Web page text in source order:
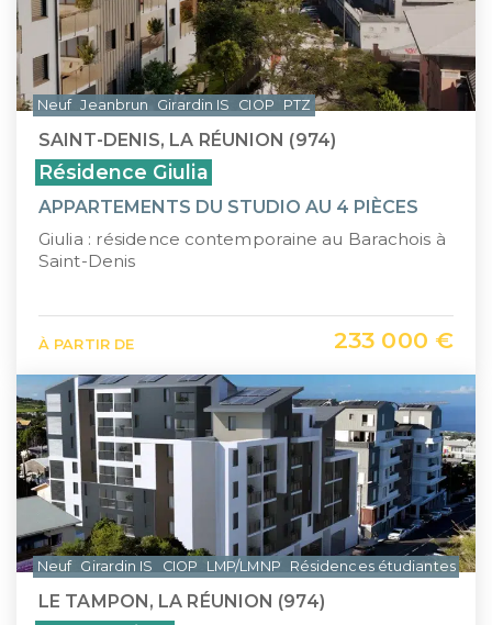
SAINT-DENIS, LA RÉUNION (974)
Résidence Giulia
APPARTEMENTS DU STUDIO AU 4 PIÈCES
Giulia : résidence contemporaine au Barachois à
Saint-Denis
À PARTIR DE 233 000 €
Neuf Jeanbrun Girardin IS CIOP PTZ
LE TAMPON, LA RÉUNION (974)
Neuf Girardin IS CIOP LMP/LMNP Résidences étudiantes PTZ